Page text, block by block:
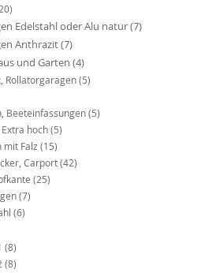
Edelstahl oder Alu natur(7)
Anthrazit(7)
und Garten (4)
Rollatorgaragen(5)
Beeteinfassungen (5)
hoch(5)
mit Falz (15)
Carport (42)
(25)
(7)
(6)
(8)
(8)